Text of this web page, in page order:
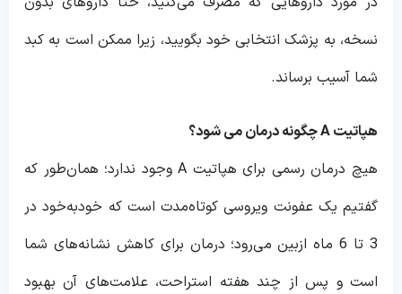
نسخه، به پزشک انتخابی خود بگویید، زیرا ممکن است به کبد
شما آسیب برساند.
هپاتیت
چگونه درمان می شود؟
هیچ درمان رسمی برای هپاتیت A وجود ندارد؛ همان‌طور که
گفتیم یک عفونت ویروسی کوتاه‌مدت است که خودبه‌خود در
3 تا 6 ماه ازبین می‌رود؛ درمان برای کاهش نشانه‌های شما
است و پس از چند هفته استراحت، علامت‌های آن بهبود